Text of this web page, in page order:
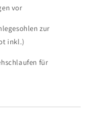
vor
zur
inkl.)
für